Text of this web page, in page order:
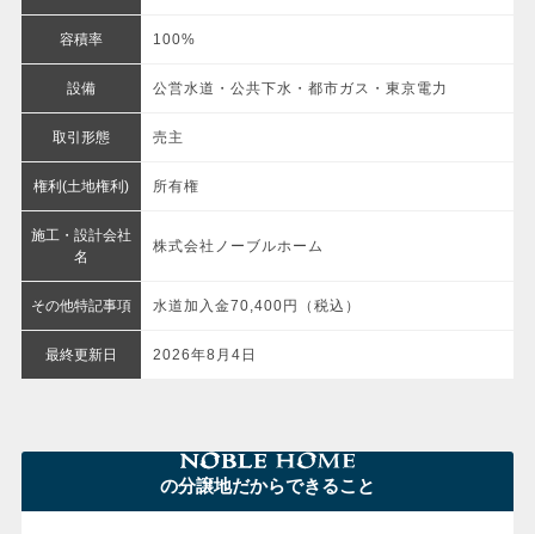
容積率 100%
設備 公営水道・公共下水・都市ガス・東京電力
取引形態 売主
権利(土地権利) 所有権
施工・設計会社
名
株式会社ノーブルホーム
その他特記事項 水道加入金70,400円（税込）
最終更新日 2026年8月4日
の分譲地だからできること